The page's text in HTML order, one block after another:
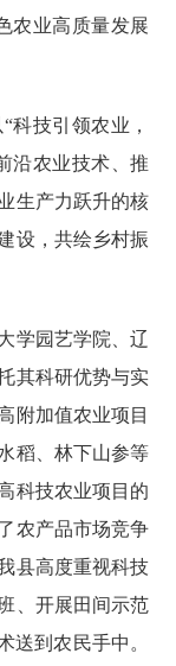
农业高质量发展
科技引领农业，
沿农业技术、推
生产力跃升的核
设，共绘乡村振
学园艺学院、辽
其科研优势与实
附加值农业项目
稻、林下山参等
科技农业项目的
农产品市场竞争
县高度重视科技
、开展田间示范
送到农民手中。